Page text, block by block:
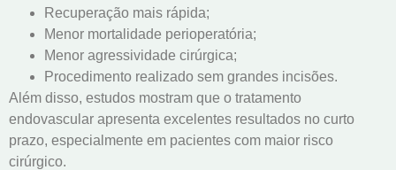
Recuperação mais rápida;
Menor mortalidade perioperatória;
Menor agressividade cirúrgica;
Procedimento realizado sem grandes incisões.
Além disso, estudos mostram que o tratamento
endovascular apresenta excelentes resultados no curto
prazo, especialmente em pacientes com maior risco
cirúrgico.